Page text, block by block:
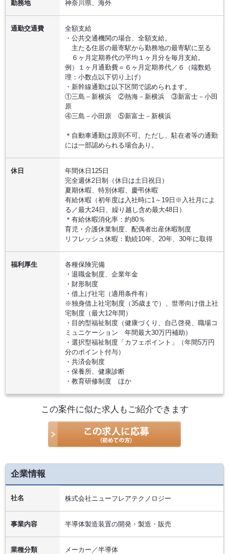
勤務地 神奈川県、海外
通勤交通費
全額支給
・公共交通機関の場合、全額支給。
主たる住居の最寄駅から勤務地の最寄駅に至る
６ヶ月定期券代の平均１ヶ月分を毎月支給。
例）１ヶ月通勤費＝６ヶ月定期券代／６（端数処
理：小数点以下切り上げ）
・新幹線通勤は以下区間で認められます。
①三島－新横浜 ②熱海－新横浜 ③新富士－小田
原
④三島－小田原 ⑤新富士－新横浜
＊自動車通勤は原則不可。ただし、駐在者等の通勤
には一部認められる場合あり。
休日
年間休日125日
完全週休2日制（休日は土日祝日）
夏期休暇、特別休暇、慶弔休暇
有給休暇（初年度は入社時に1～19日※入社月によ
る／最大24日、繰り越し含め最大48日）
＊有給休暇消化率：約80％
育児・介護休業制度、配偶者出産休暇制度
リフレッシュ休暇：勤続10年、20年、30年に取得
福利厚生
各種保険完備
・退職金制度、企業年金
・財形制度
・借上げ社宅（適用条件有）
※独身借上社宅制度（35歳まで）、世帯向け借上社
宅制度（最大12年間）
・目的型福祉制度（健康づくり、自己啓発、職場コ
ミュニケーション 年間最大30万円補助）
・選択型福祉制度「カフェポイント」（年間5万円
分のポイント付与）
・共済会制度
・保養所、健康診断
・教育研修制度 ほか
この案件に似た求人もご紹介できます
企業情報
社名 株式会社ニューフレアテクノロジー
事業内容 半導体製造装置の開発・製造・販売
業種分類
メーカー／半導体